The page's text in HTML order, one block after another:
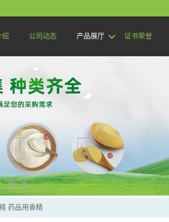
绍 公司动态 产品展厅 证书荣誉
药品用香精